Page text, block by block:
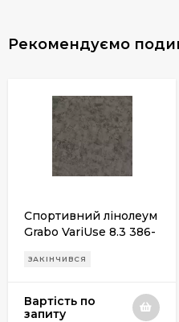
Рекомендуємо
Спортивний лінолеум
Grabo VariUse 8.3 386-
ЗАКІНЧИВСЯ
Вартість по
запиту